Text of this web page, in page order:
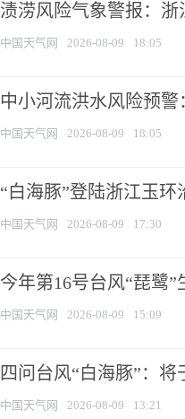
渍涝风险气象警报：
中国天气网 2026-08-09 18:05
中小河流洪水风险预
中国天气网 2026-08-09 18:05
“白海豚”登陆浙江玉环
中国天气网 2026-08-09 17:30
今年第16号台风“琵鹭
中国天气网 2026-08-09 15:09
四问台风“白海豚”：
中国天气网 2026-08-09 13:21